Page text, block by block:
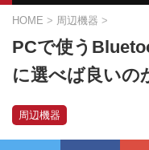
HOME > 周辺機器 >
PCで使う
に選べば良いの
周辺機器